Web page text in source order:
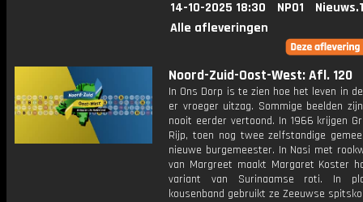
14-10-2025 18:30 NPO1
Alle afleveringen
Noord-Zuid-Oost-West: Afl. 120
In Ons Dorp is te zien hoe het leven in
er vroeger uitzag. Sommige beelden
nooit eerder vertoond. In 1966 krijgen
Rijp, toen nog twee zelfstandige
nieuwe burgemeester. In Nasi met
van Margreet maakt Margaret Koster
variant van Surinaamse roti. In
kousenband gebruikt ze Zeeuwse